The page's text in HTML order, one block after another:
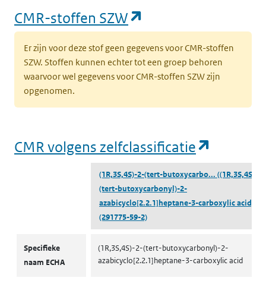
CMR-stoffen SZW
Er zijn voor deze stof geen gegevens voor CMR-stoffen
SZW. Stoffen kunnen echter tot een groep behoren
waarvoor wel gegevens voor CMR-stoffen SZW zijn
opgenomen.
CMR volgens zelfclassificatie
(1R,3S,4S)-2-(tert-butoxycarbo... ((1R,3S,4S)-2-
(tert-butoxycarbonyl)-2-
azabicyclo[2.2.1]heptane-3-carboxylic acid)
(291775-59-2)
Specifieke
naam ECHA
(1R,3S,4S)-2-(tert-butoxycarbonyl)-2-
azabicyclo[2.2.1]heptane-3-carboxylic acid